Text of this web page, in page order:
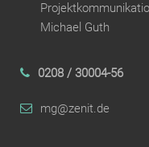
Michael Guth
0208 / 30004-56
mg@zenit.de